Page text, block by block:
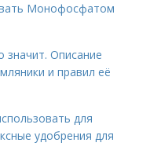
Монофосфатом
значит. Описание
и правил её
для
удобрения для